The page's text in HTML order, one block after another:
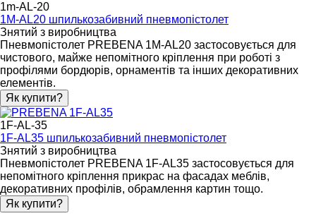
1m-AL-20
1M-AL20 шпилькозабивний пневмопістолет
Знятий з виробництва
Пневмопістолет PREBENA 1M-AL20 застосовується для
чистового, майже непомітного кріплення при роботі з
профілями бордюрів, орнаментів та інших декоративних
елементів.
Як купити?
1F-AL-35
1F-AL35 шпилькозабивний пневмопістолет
Знятий з виробництва
Пневмопістолет PREBENA 1F-AL35 застосовується для
непомітного кріплення прикрас на фасадах меблів,
декоративних профілів, обрамлення картин тощо.
Як купити?